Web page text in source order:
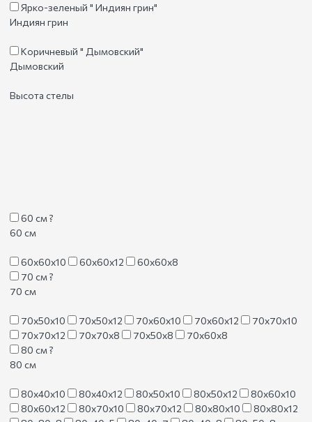
Ярко-зеленый " Индиян грин"
Индиян грин
Коричневый " Дымовский"
Дымовский
Высота стелы
60 см?
60 см
60х60х10 60х60х12
60х60х8
70 см?
70 см
70х50х10 70х50х12 70х60х10 70х60х12
70х70х10
70х70х12
70х70х8 70х50х8
70х60х8
80 см?
80 см
80х40х10 80х40х12 80х50х10 80х50х12
80х60х10
80х60х12
80х70х10 80х70х12 80х80х10
80х80х12